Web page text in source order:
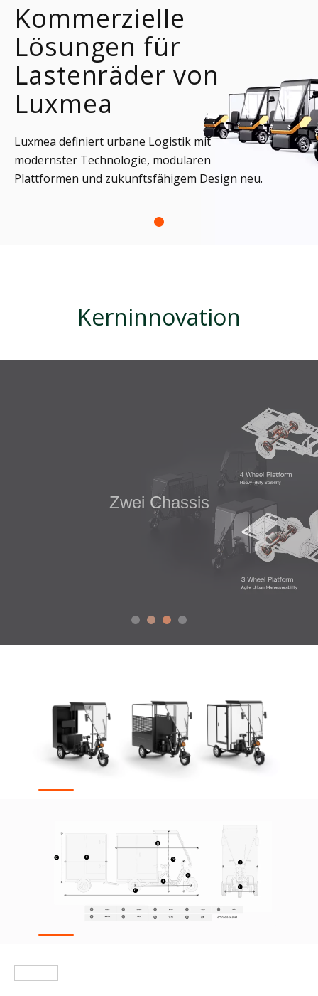
Kommerzielle
Lösungen für
Lastenräder von
Luxmea
Luxmea definiert urbane Logistik mit
modernster Technologie, modularen
Plattformen und zukunftsfähigem Design neu.
Kerninnovation
Cargo – Warenlieferung mit hoher Kapazität
Abholung – Effiziente Abholung und Versendung
Passagier – Anpassbar für Mobilitätsdienste